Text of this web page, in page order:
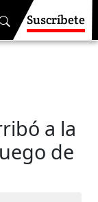
Suscríbete
a la
de